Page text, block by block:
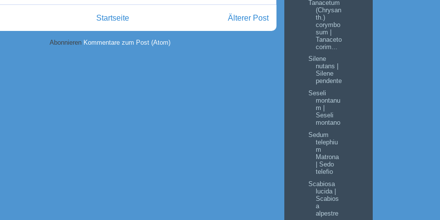
Älterer Post
Startseite
Abonnieren Kommentare zum Post (Atom)
Tanacetum
(Chrysan
th.)
corymbo
sum |
Tanaceto
corim...
Silene
nutans |
Silene
pendente
Seseli
montanu
m |
Seseli
montano
Sedum
telephiu
m
Matrona
| Sedo
telefio
Scabiosa
lucida |
Scabios
a
alpestre